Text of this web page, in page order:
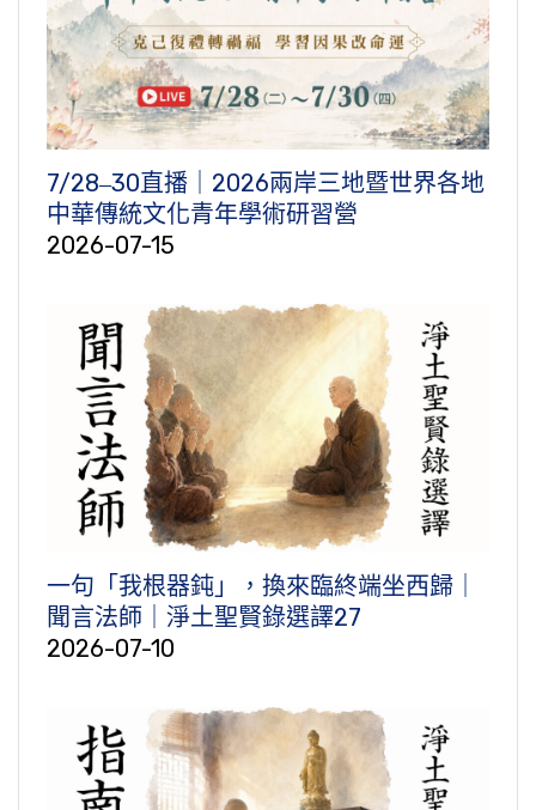
7/28‒30直播｜2026兩岸三地暨世界各地
中華傳統文化青年學術研習營
2026-07-15
一句「我根器鈍」，換來臨終端坐西歸｜
聞言法師｜淨土聖賢錄選譯27
2026-07-10